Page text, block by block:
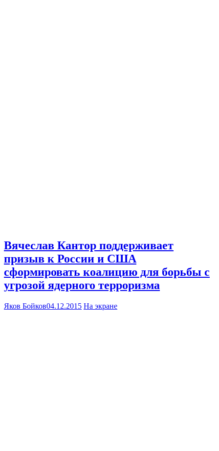
Вячеслав Кантор поддерживает
призыв к России и США
сформировать коалицию для борьбы с
угрозой ядерного терроризма
Яков Бойков04.12.2015 На экране